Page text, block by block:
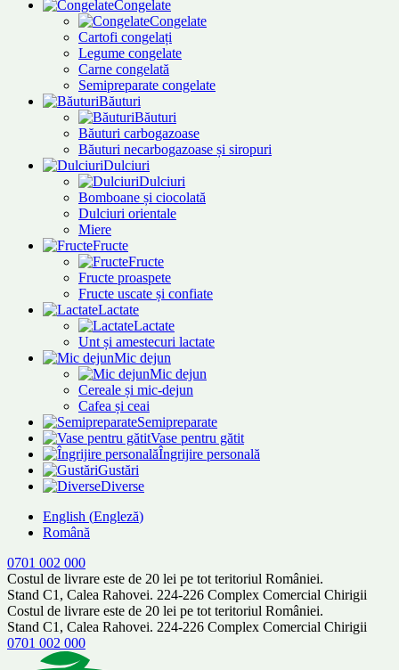
Congelate
Congelate
Cartofi congelați
Legume congelate
Carne congelată
Semipreparate congelate
Băuturi
Băuturi
Băuturi carbogazoase
Băuturi necarbogazoase și siropuri
Dulciuri
Dulciuri
Bomboane și ciocolată
Dulciuri orientale
Miere
Fructe
Fructe
Fructe proaspete
Fructe uscate și confiate
Lactate
Lactate
Unt și amestecuri lactate
Mic dejun
Mic dejun
Cereale și mic-dejun
Cafea și ceai
Semipreparate
Vase pentru gătit
Îngrijire personală
Gustări
Diverse
English (Engleză)
Română
0701 002 000
Costul de livrare este de 20 lei pe tot teritoriul României.
Stand C1, Calea Rahovei. 224-226 Complex Comercial Chirigii
Costul de livrare este de 20 lei pe tot teritoriul României.
Stand C1, Calea Rahovei. 224-226 Complex Comercial Chirigii
0701 002 000